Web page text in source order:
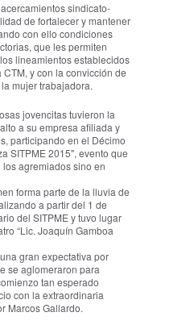
sindicato-
de fortalecer y mantener
con ello condiciones
que les permiten
lineamientos establecidos
y con la convicción de
mujer trabajadora.
jovencitas tuvieron la
a su empresa afiliada y
participando en el Décimo
SITPME 2015", evento que
agremiados sino en
forma parte de la lluvia de
a partir del 1 de
del SITPME y tuvo lugar
“Lic. Joaquín Gamboa
gran expectativa por
se aglomeraron para
tan esperado
con la extraordinaria
Marcos Gallardo.